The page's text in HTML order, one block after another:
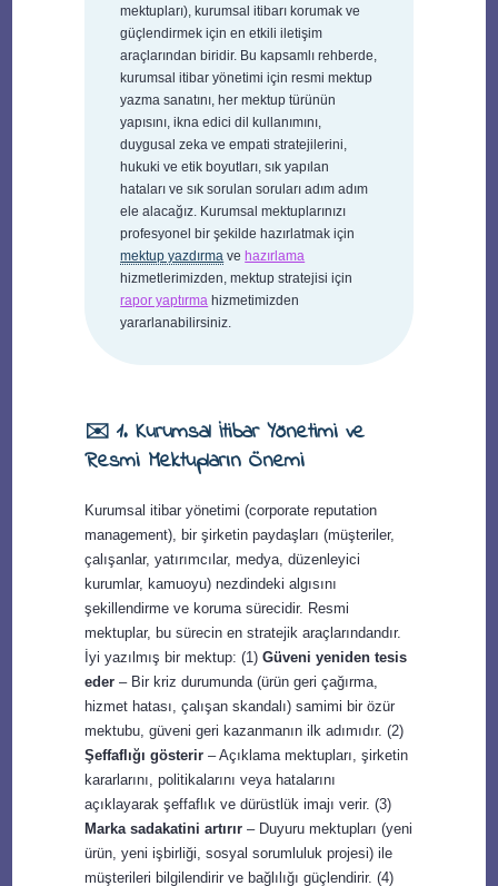
mektupları), kurumsal itibarı korumak ve
güçlendirmek için en etkili iletişim
araçlarından biridir. Bu kapsamlı rehberde,
kurumsal itibar yönetimi için resmi mektup
yazma sanatını, her mektup türünün
yapısını, ikna edici dil kullanımını,
duygusal zeka ve empati stratejilerini,
hukuki ve etik boyutları, sık yapılan
hataları ve sık sorulan soruları adım adım
ele alacağız. Kurumsal mektuplarınızı
profesyonel bir şekilde hazırlatmak için
mektup yazdırma vehazırlama
hizmetlerimizden, mektup stratejisi için
rapor yaptırma hizmetimizden
yararlanabilirsiniz.
✉️ 1. Kurumsal İtibar Yönetimi ve
Resmi Mektupların Önemi
Kurumsal itibar yönetimi (corporate reputation
management), bir şirketin paydaşları (müşteriler,
çalışanlar, yatırımcılar, medya, düzenleyici
kurumlar, kamuoyu) nezdindeki algısını
şekillendirme ve koruma sürecidir. Resmi
mektuplar, bu sürecin en stratejik araçlarındandır.
İyi yazılmış bir mektup: (1)Güveni yeniden tesis
eder – Bir kriz durumunda (ürün geri çağırma,
hizmet hatası, çalışan skandalı) samimi bir özür
mektubu, güveni geri kazanmanın ilk adımıdır. (2)
Şeffaflığı gösterir – Açıklama mektupları, şirketin
kararlarını, politikalarını veya hatalarını
açıklayarak şeffaflık ve dürüstlük imajı verir. (3)
Marka sadakatini artırır – Duyuru mektupları (yeni
ürün, yeni işbirliği, sosyal sorumluluk projesi) ile
müşterileri bilgilendirir ve bağlılığı güçlendirir. (4)